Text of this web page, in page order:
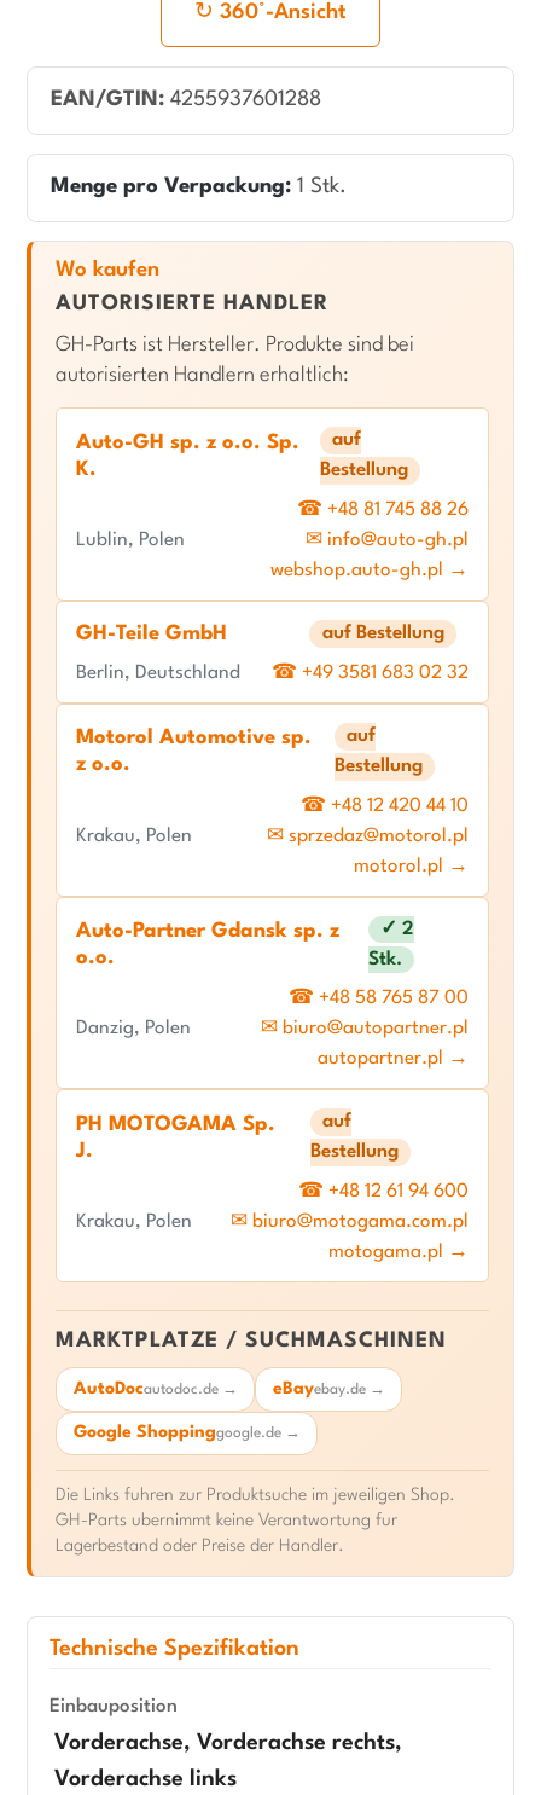
360°-Ansicht
EAN/GTIN: 4255937601288
Menge pro Verpackung: 1 Stk.
Wo kaufen
AUTORISIERTE HANDLER
GH-Parts ist Hersteller. Produkte sind bei
autorisierten Handlern erhaltlich:
Auto-GH sp. z o.o. Sp.
K.
auf
Bestellung
Lublin, Polen
☎ +48 81 745 88 26
✉ info@auto-gh.pl
webshop.auto-gh.pl →
GH-Teile GmbH auf Bestellung
Berlin, Deutschland ☎ +49 3581 683 02 32
Motorol Automotive sp.
z o.o.
auf
Bestellung
Krakau, Polen
☎ +48 12 420 44 10
✉ sprzedaz@motorol.pl
motorol.pl →
Auto-Partner Gdansk sp. z
o.o.
✓ 2
Stk.
Danzig, Polen
☎ +48 58 765 87 00
✉ biuro@autopartner.pl
autopartner.pl →
PH MOTOGAMA Sp.
J.
auf
Bestellung
Krakau, Polen
☎ +48 12 61 94 600
✉ biuro@motogama.com.pl
motogama.pl →
MARKTPLATZE / SUCHMASCHINEN
AutoDocautodoc.de → eBayebay.de →
Google Shoppinggoogle.de →
Die Links fuhren zur Produktsuche im jeweiligen Shop.
GH-Parts ubernimmt keine Verantwortung fur
Lagerbestand oder Preise der Handler.
Technische Spezifikation
Einbauposition
Vorderachse, Vorderachse rechts,
Vorderachse links